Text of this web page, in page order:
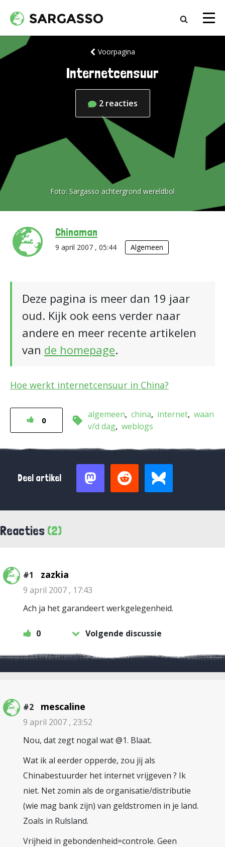
Voorpagina
Internetcensuur
2 reacties
Foto: Sargasso achtergrond wereldbol
Chinaman
9 april 2007 , 05:44 Algemeen
Deze pagina is meer dan 19 jaar
oud. Kijk ook eens verder naar
andere en meer recente artikelen
van de homepage.
Hoe werkt internetcensuur in China?
0
algemeen china internet waan
v/d dag weblogs
Deel artikel
Reacties (2)
#1 zazkia
9 april 2007 , 17:43
Ach ja het garandeert werkgelegenheid.
0 Volgende discussie
#2 mescaline
9 april 2007 , 23:52
Nou, dat zegt nogal wat @1. Blaat.
Wat ik al eerder opperde, zou jij als
Chinabestuurder het internet vrijgeven ? Ik
niet. Net zomin als de organisatie/distributie
(wie mag bank zijn) van geldstromen in je land.
Zoals in Rulsland.
Vrijheid in gebondenheid=controle. Geen